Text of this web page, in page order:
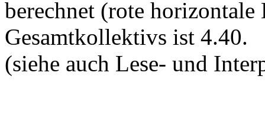
berechnet (rote
Gesamtkollektivs ist 4.40.
(siehe auch Lese- und